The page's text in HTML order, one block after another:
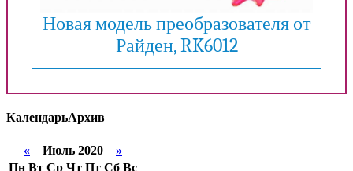
Новая модель преобразователя от
Райден, RK6012
КалендарьАрхив
« Июль 2020 »
Пн Вт Ср Чт Пт Сб Вс